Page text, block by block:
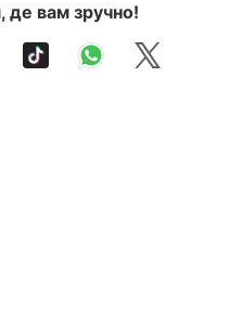
де вам зручно!